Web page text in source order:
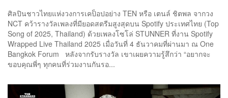
ศิลปินชาวไทยแห่งวงการเคป็อปอย่าง TEN หรือ เตนล์ ชิตพล จากวง
NCT คว้ารางวัลเพลงที่มียอดสตรีมสูงสุดบน Spotify ประเทศไทย (Top
Song of 2025, Thailand) ด้วยเพลงโซโล่ STUNNER ที่งาน Spotify
Wrapped Live Thailand 2025 เมื่อวันที่ 4 ธันวาคมที่ผ่านมา ณ One
Bangkok Forum หลังจากรับรางวัล เขาเผยความรู้สึกว่า “อยากจะ
ขอบคุณพี่ๆ ทุกคนที่ร่วมงานกันรอ...